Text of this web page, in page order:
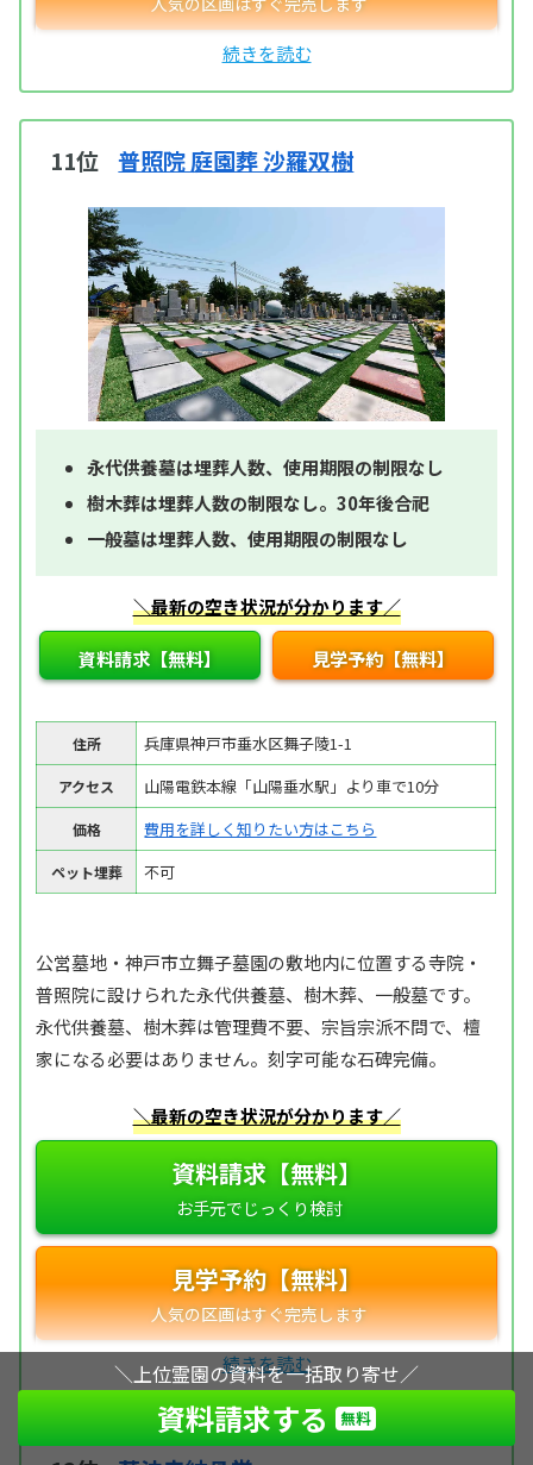
11位 普照院 庭園葬 沙羅双樹
永代供養墓は埋葬人数、使用期限の制限なし
樹木葬は埋葬人数の制限なし。30年後合祀
一般墓は埋葬人数、使用期限の制限なし
＼最新の空き状況が分かります／
資料請求【無料】 見学予約【無料】
住所 兵庫県神戸市垂水区舞子陵1-1
アクセス 山陽電鉄本線「山陽垂水駅」より車で10分
価格 費用を詳しく知りたい方はこちら
ペット埋葬 不可
公営墓地・神戸市立舞子墓園の敷地内に位置する寺院・
普照院に設けられた永代供養墓、樹木葬、一般墓です。
永代供養墓、樹木葬は管理費不要、宗旨宗派不問で、檀
家になる必要はありません。刻字可能な石碑完備。
＼最新の空き状況が分かります／
資料請求【無料】
見学予約【無料】
＼上位霊園の資料を一括取り寄せ／
資料請求する 無料